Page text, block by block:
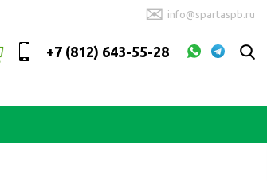
✉ info@spartaspb.ru
+7 (812) 643-55-28